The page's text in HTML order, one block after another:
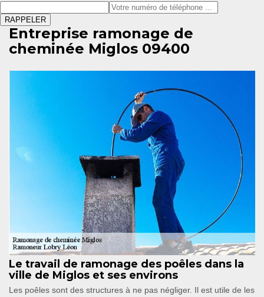
Entreprise ramonage de
cheminée Miglos 09400
Le travail de ramonage des poêles dans la
ville de Miglos et ses environs
Les poêles sont des structures à ne pas négliger. Il est utile de les